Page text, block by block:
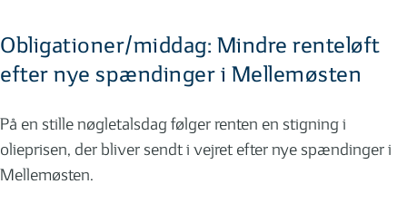
Obligationer/middag: Mindre renteløft
efter nye spændinger i Mellemøsten
På en stille nøgletalsdag følger renten en stigning i
olieprisen, der bliver sendt i vejret efter nye spændinger i
Mellemøsten.